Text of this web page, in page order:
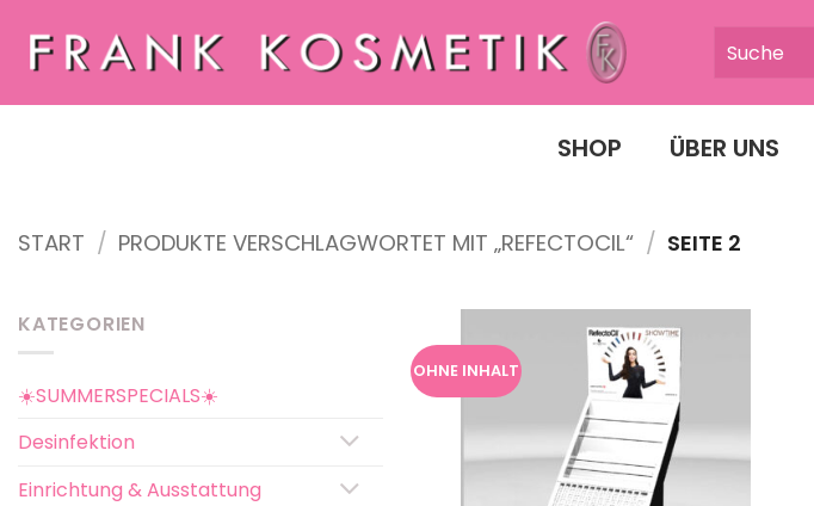
Inhalt
springen
SHOP ÜBER UNS
START / PRODUKTE VERSCHLAGWORTET MIT „REFECTOCIL“ / SEITE 2
KATEGORIEN
☀️SUMMERSPECIALS☀️
Desinfektion
Einrichtung & Ausstattung
OHNE INHALT